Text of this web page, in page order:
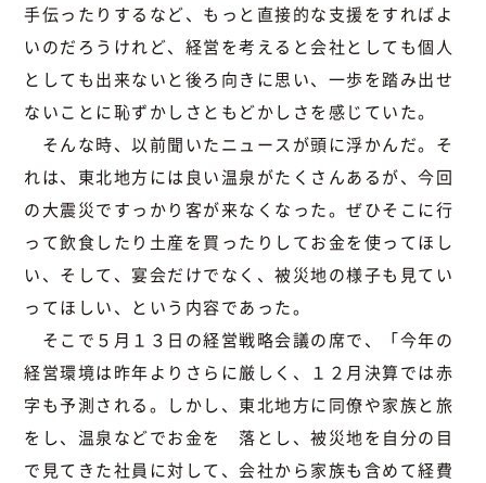
手伝ったりするなど、もっと直接的な支援をすればよ
いのだろうけれど、経営を考えると会社としても個人
としても出来ないと後ろ向きに思い、一歩を踏み出せ
ないことに恥ずかしさともどかしさを感じていた。
そんな時、以前聞いたニュースが頭に浮かんだ。そ
れは、東北地方には良い温泉がたくさんあるが、今回
の大震災ですっかり客が来なくなった。ぜひそこに行
って飲食したり土産を買ったりしてお金を使ってほし
い、そして、宴会だけでなく、被災地の様子も見てい
ってほしい、という内容であった。
そこで５月１３日の経営戦略会議の席で、「今年の
経営環境は昨年よりさらに厳しく、１２月決算では赤
字も予測される。しかし、東北地方に同僚や家族と旅
をし、温泉などでお金を 落とし、被災地を自分の目
で見てきた社員に対して、会社から家族も含めて経費